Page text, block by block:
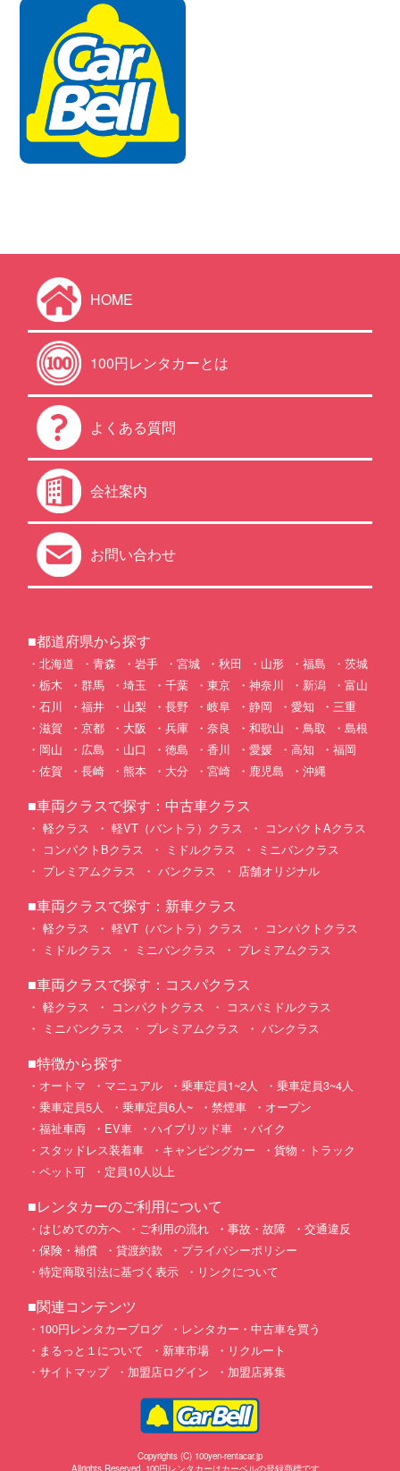
HOME
100円レンタカーとは
よくある質問
会社案内
お問い合わせ
■都道府県から探す
北海道 青森 岩手 宮城 秋田 山形 福島
茨城
栃木
群馬 埼玉 千葉 東京 神奈川 新潟
富山
石川
福井 山梨 長野 岐阜 静岡 愛知
三重
滋賀
京都 大阪 兵庫 奈良 和歌山 鳥取
島根
岡山
広島 山口 徳島 香川 愛媛 高知
福岡
佐賀
長崎 熊本 大分 宮崎 鹿児島 沖縄
■車両クラスで探す：中古車クラス
軽クラス 軽VT（バントラ）クラス
コンパクトAクラス
コンパクトBクラス
ミドルクラス
ミニバンクラス
プレミアムクラス
バンクラス 店舗オリジナル
■車両クラスで探す：新車クラス
軽クラス 軽VT（バントラ）クラス
コンパクトクラス
ミドルクラス
ミニバンクラス プレミアムクラス
■車両クラスで探す：コスパクラス
軽クラス コンパクトクラス
コスパミドルクラス
ミニバンクラス
プレミアムクラス バンクラス
■特徴から探す
オートマ マニュアル 乗車定員1~2人
乗車定員3~4人
乗車定員5人
乗車定員6人~ 禁煙車
オープン
福祉車両
EV車 ハイブリッド車
バイク
スタッドレス装着車
キャンピングカー
貨物・トラック
ペット可
定員10人以上
■レンタカーのご利用について
はじめての方へ ご利用の流れ 事故・故障
交通違反
保険・補償
貸渡約款
プライバシーポリシー
特定商取引法に基づく表示
リンクについて
■関連コンテンツ
100円レンタカーブログ
レンタカー・中古車を買う
まるっと１について
新車市場
リクルート
サイトマップ
加盟店ログイン 加盟店募集
Copyrights (C) 100yen-rentacar.jp
Allrights Reserved. 100円レンタカーはカーベルの登録商標です。